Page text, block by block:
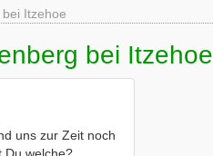
Itzehoe
bei Itzehoe
uns zur Zeit noch